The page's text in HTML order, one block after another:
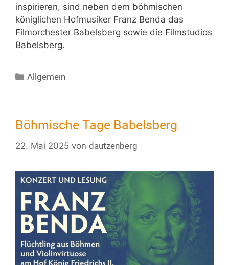
inspirieren, sind neben dem böhmischen
königlichen Hofmusiker Franz Benda das
Filmorchester Babelsberg sowie die Filmstudios
Babelsberg.
Allgemein
Böhmische Tage Babelsberg
22. Mai 2025 von dautzenberg